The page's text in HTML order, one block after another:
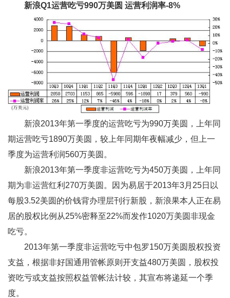
新浪Q1运营吃亏990万美圆 运营利润率-8%
新浪2013年第一季度的运营吃亏为990万美圆，上年同
期运营吃亏1890万美圆，较上年同期年夜幅减少，但上一
季度为运营利润560万美圆。
新浪2013年第一季度非运营吃亏为450万美圆，上年同
期为非运营红利270万美圆。因为易居于2013年3月25日以
每股3.52美圆的价钱背办理层刊行新股，新浪果本人正在易
居的股权比例从25%密释至22%而发作1020万美圆非现金
吃亏。
2013年第一季度非运营吃亏中包罗150万美圆股权投资
支益，根据非好国通用管帐原则开支益480万美圆，股权投
资吃亏或支益按照权益管帐法计较，其宣布将递延一个季
度。